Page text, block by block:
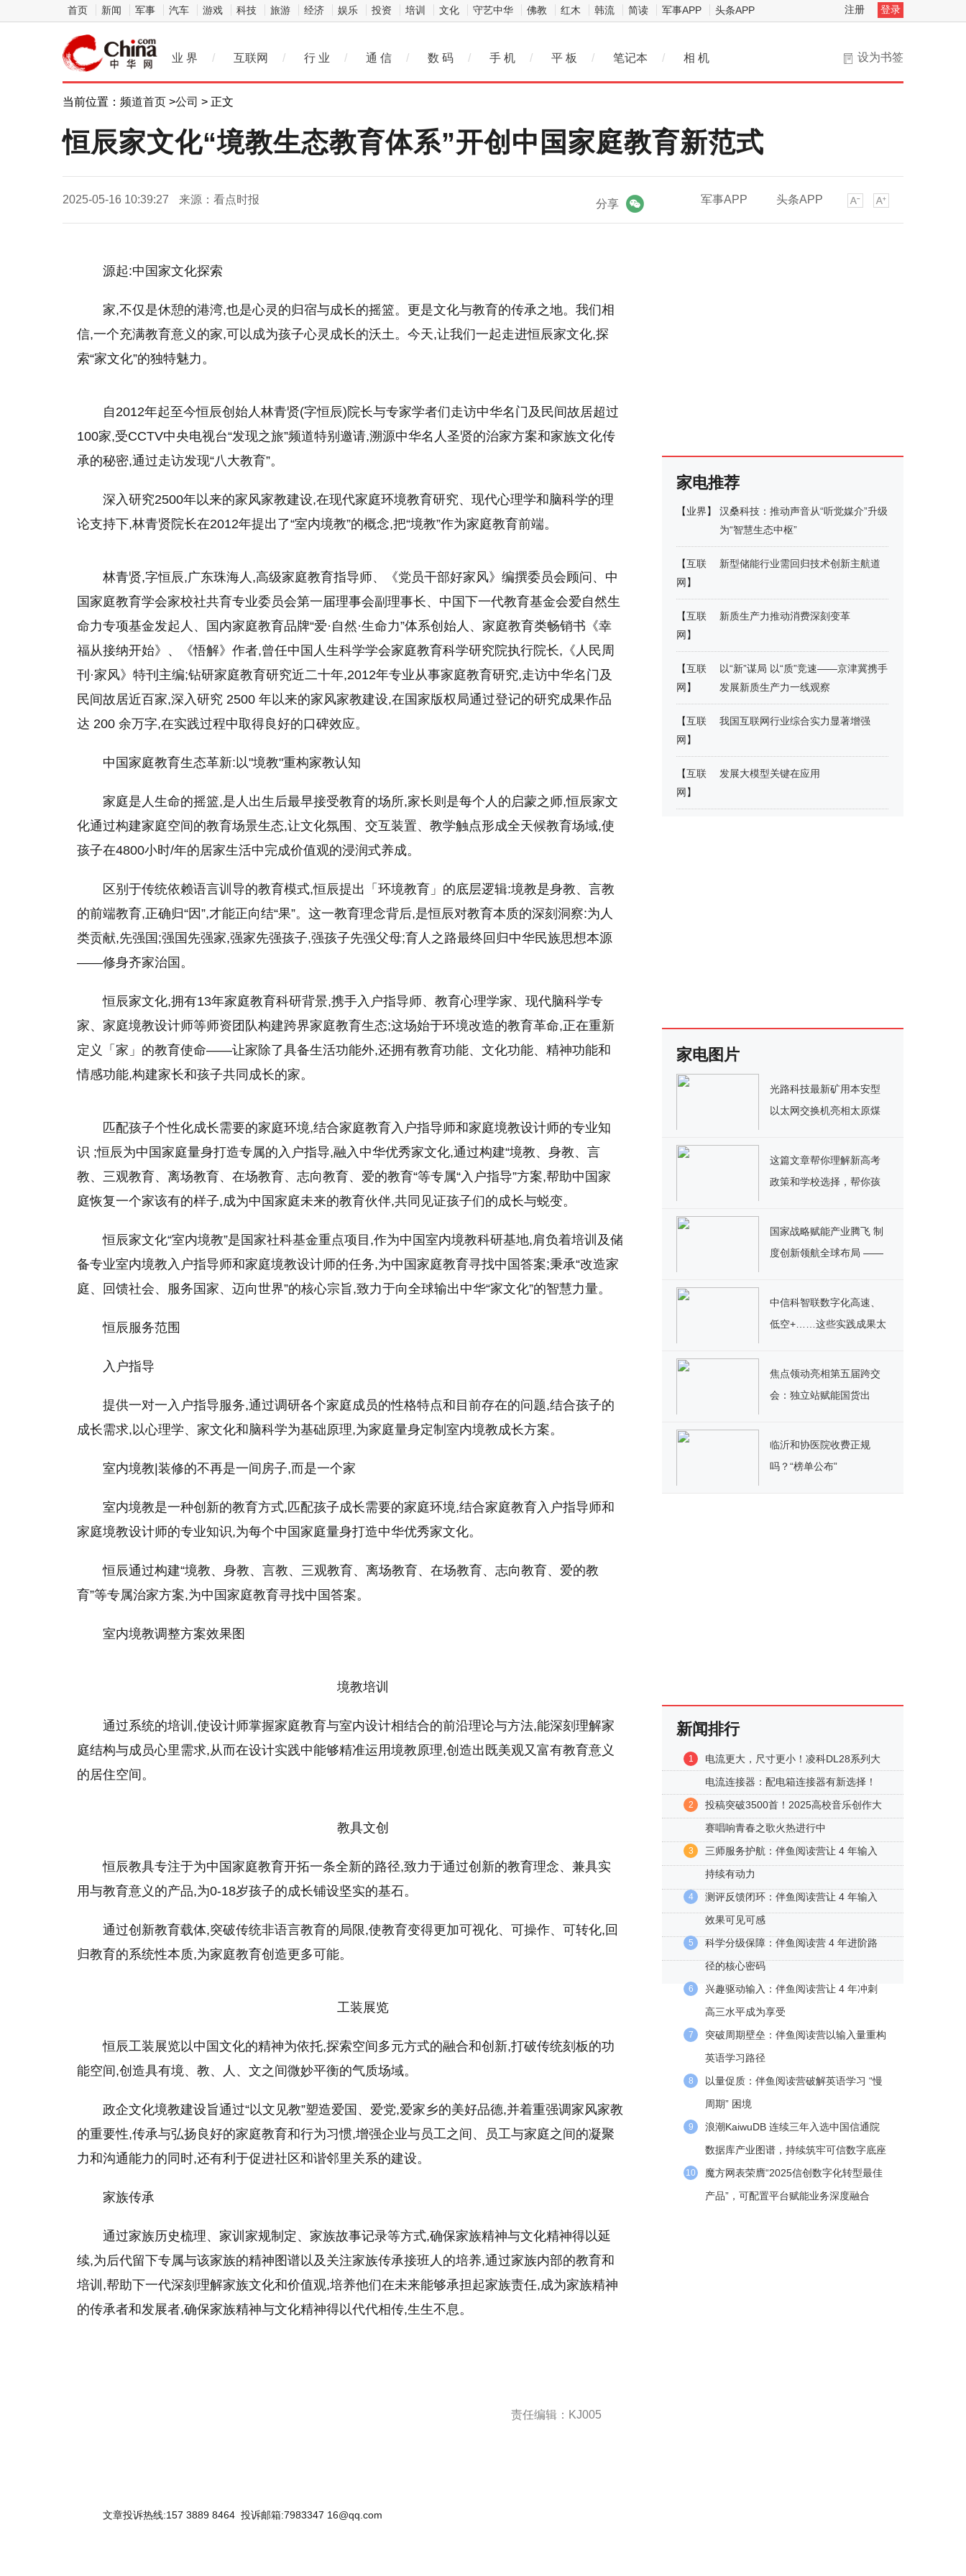
首页 新闻 军事 汽车 游戏 科技 旅游 经济 娱乐 投资 培训 文化 守艺中华 佛教 红木 韩流 简读 军事APP 头条APP 注册 登录
设为书签
业 界 / 互联网 / 行 业 / 通 信 / 数 码 / 手 机 / 平 板 / 笔记本 / 相 机
当前位置： 频道首页 >公司 > 正文
恒辰家文化“境教生态教育体系”开创中国家庭教育新范式
2025-05-16 10:39:27 来源：看点时报 军事APP 头条APP
分享
源起:中国家文化探索
家,不仅是休憩的港湾,也是心灵的归宿与成长的摇篮。更是文化与教育的传承之地。我们相
信,一个充满教育意义的家,可以成为孩子心灵成长的沃土。今天,让我们一起走进恒辰家文化,探
索“家文化”的独特魅力。
自2012年起至今恒辰创始人林青贤(字恒辰)院长与专家学者们走访中华名门及民间故居超过
100家,受CCTV中央电视台“发现之旅”频道特别邀请,溯源中华名人圣贤的治家方案和家族文化传
承的秘密,通过走访发现“八大教育”。
深入研究2500年以来的家风家教建设,在现代家庭环境教育研究、现代心理学和脑科学的理
论支持下,林青贤院长在2012年提出了“室内境教”的概念,把“境教”作为家庭教育前端。
林青贤,字恒辰,广东珠海人,高级家庭教育指导师、《党员干部好家风》编撰委员会顾问、中
国家庭教育学会家校社共育专业委员会第一届理事会副理事长、中国下一代教育基金会爱自然生
命力专项基金发起人、国内家庭教育品牌“爱·自然·生命力”体系创始人、家庭教育类畅销书《幸
福从接纳开始》、《悟解》作者,曾任中国人生科学学会家庭教育科学研究院执行院长,《人民周
刊·家风》特刊主编;钻研家庭教育研究近二十年,2012年专业从事家庭教育研究,走访中华名门及
民间故居近百家,深入研究 2500 年以来的家风家教建设,在国家版权局通过登记的研究成果作品
达 200 余万字,在实践过程中取得良好的口碑效应。
中国家庭教育生态革新:以"境教"重构家教认知
家庭是人生命的摇篮,是人出生后最早接受教育的场所,家长则是每个人的启蒙之师,恒辰家文
化通过构建家庭空间的教育场景生态,让文化氛围、交互装置、教学触点形成全天候教育场域,使
孩子在4800小时/年的居家生活中完成价值观的浸润式养成。
区别于传统依赖语言训导的教育模式,恒辰提出「环境教育」的底层逻辑:境教是身教、言教
的前端教育,正确归“因”,才能正向结“果”。这一教育理念背后,是恒辰对教育本质的深刻洞察:为人
类贡献,先强国;强国先强家,强家先强孩子,强孩子先强父母;育人之路最终回归中华民族思想本源
——修身齐家治国。
恒辰家文化,拥有13年家庭教育科研背景,携手入户指导师、教育心理学家、现代脑科学专
家、家庭境教设计师等师资团队构建跨界家庭教育生态;这场始于环境改造的教育革命,正在重新
定义「家」的教育使命——让家除了具备生活功能外,还拥有教育功能、文化功能、精神功能和
情感功能,构建家长和孩子共同成长的家。
匹配孩子个性化成长需要的家庭环境,结合家庭教育入户指导师和家庭境教设计师的专业知
识 ;恒辰为中国家庭量身打造专属的入户指导,融入中华优秀家文化,通过构建“境教、身教、言
教、三观教育、离场教育、在场教育、志向教育、爱的教育“等专属“入户指导”方案,帮助中国家
庭恢复一个家该有的样子,成为中国家庭未来的教育伙伴,共同见证孩子们的成长与蜕变。
恒辰家文化“室内境教”是国家社科基金重点项目,作为中国室内境教科研基地,肩负着培训及储
备专业室内境教入户指导师和家庭境教设计师的任务,为中国家庭教育寻找中国答案;秉承“改造家
庭、回馈社会、服务国家、迈向世界”的核心宗旨,致力于向全球输出中华“家文化”的智慧力量。
恒辰服务范围
入户指导
提供一对一入户指导服务,通过调研各个家庭成员的性格特点和目前存在的问题,结合孩子的
成长需求,以心理学、家文化和脑科学为基础原理,为家庭量身定制室内境教成长方案。
室内境教|装修的不再是一间房子,而是一个家
室内境教是一种创新的教育方式,匹配孩子成长需要的家庭环境,结合家庭教育入户指导师和
家庭境教设计师的专业知识,为每个中国家庭量身打造中华优秀家文化。
恒辰通过构建“境教、身教、言教、三观教育、离场教育、在场教育、志向教育、爱的教
育”等专属治家方案,为中国家庭教育寻找中国答案。
室内境教调整方案效果图
境教培训
通过系统的培训,使设计师掌握家庭教育与室内设计相结合的前沿理论与方法,能深刻理解家
庭结构与成员心里需求,从而在设计实践中能够精准运用境教原理,创造出既美观又富有教育意义
的居住空间。
教具文创
恒辰教具专注于为中国家庭教育开拓一条全新的路径,致力于通过创新的教育理念、兼具实
用与教育意义的产品,为0-18岁孩子的成长铺设坚实的基石。
通过创新教育载体,突破传统非语言教育的局限,使教育变得更加可视化、可操作、可转化,回
归教育的系统性本质,为家庭教育创造更多可能。
工装展览
恒辰工装展览以中国文化的精神为依托,探索空间多元方式的融合和创新,打破传统刻板的功
能空间,创造具有境、教、人、文之间微妙平衡的气质场域。
政企文化境教建设旨通过“以文见教”塑造爱国、爱党,爱家乡的美好品德,并着重强调家风家教
的重要性,传承与弘扬良好的家庭教育和行为习惯,增强企业与员工之间、员工与家庭之间的凝聚
力和沟通能力的同时,还有利于促进社区和谐邻里关系的建设。
家族传承
通过家族历史梳理、家训家规制定、家族故事记录等方式,确保家族精神与文化精神得以延
续,为后代留下专属与该家族的精神图谱以及关注家族传承接班人的培养,通过家族内部的教育和
培训,帮助下一代深刻理解家族文化和价值观,培养他们在未来能够承担起家族责任,成为家族精神
的传承者和发展者,确保家族精神与文化精神得以代代相传,生生不息。
责任编辑：KJ005
文章投诉热线:157 3889 8464 投诉邮箱:7983347 16@qq.com
家电推荐
【业界】
汉桑科技：推动声音从“听觉媒介”升级
为“智慧生态中枢”
【互联
网 】
新型储能行业需回归技术创新主航道
【互联
网 】
新质生产力推动消费深刻变革
【互联
网 】
以“新”谋局 以“质”竞速——京津冀携手
发展新质生产力一线观察
【互联
网 】
我国互联网行业综合实力显著增强
【互联
网 】
发展大模型关键在应用
家电图片
光路科技最新矿用本安型
以太网交换机亮相太原煤
这篇文章帮你理解新高考
政策和学校选择，帮你孩
学校！
国家战略赋能产业腾飞 制
度创新领航全球布局 ——
际全球大会背后的中国创
新密码
中信科智联数字化高速、
低空+……这些实践成果太
焦点领动亮相第五届跨交
会：独立站赋能国货出
临沂和协医院收费正规
吗？“榜单公布”
新闻排行
1
电流更大，尺寸更小！凌科DL28系列大
电流连接器：配电箱连接器有新选择！
2
投稿突破3500首！2025高校音乐创作大
赛唱响青春之歌火热进行中
3
三师服务护航：伴鱼阅读营让 4 年输入
持续有动力
4
测评反馈闭环：伴鱼阅读营让 4 年输入
效果可见可感
5
科学分级保障：伴鱼阅读营 4 年进阶路
径的核心密码
6
兴趣驱动输入：伴鱼阅读营让 4 年冲刺
高三水平成为享受
7
突破周期壁垒：伴鱼阅读营以输入量重构
英语学习路径
8
以量促质：伴鱼阅读营破解英语学习 “慢
周期” 困境
9
浪潮KaiwuDB 连续三年入选中国信通院
数据库产业图谱，持续筑牢可信数字底座
10
魔方网表荣膺“2025信创数字化转型最佳
产品”，可配置平台赋能业务深度融合